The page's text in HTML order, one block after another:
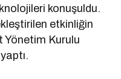
konuşuldu.
etkinliğin
Yönetim Kurulu